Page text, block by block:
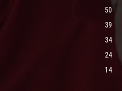
50
39
34
24
14